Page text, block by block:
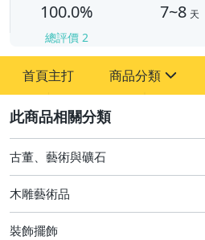
100.0%
總評價 2
7~8 天
首頁主打 商品分類
其它
[全店] 周年慶
[全店] 粉絲專享
古董、藝術與礦石
木雕藝術品
裝飾擺飾